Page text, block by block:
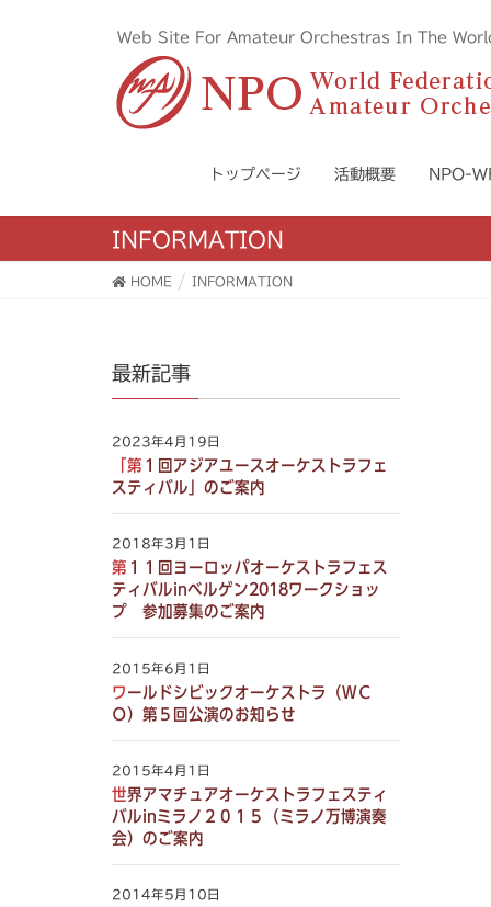
Web Site For Amateur Orchestras In The World.
トップページ 活動概要 NPO-
INFORMATION
HOME INFORMATION
最新記事
2023年4月19日
「第１回アジアユースオーケストラフェ
スティバル」のご案内
2018年3月1日
第１１回ヨーロッパオーケストラフェス
ティバルinベルゲン2018ワークショッ
プ 参加募集のご案内
2015年6月1日
ワールドシビックオーケストラ（ＷＣ
Ｏ）第５回公演のお知らせ
2015年4月1日
世界アマチュアオーケストラフェスティ
バルinミラノ２０１５（ミラノ万博演奏
会）のご案内
2014年5月10日